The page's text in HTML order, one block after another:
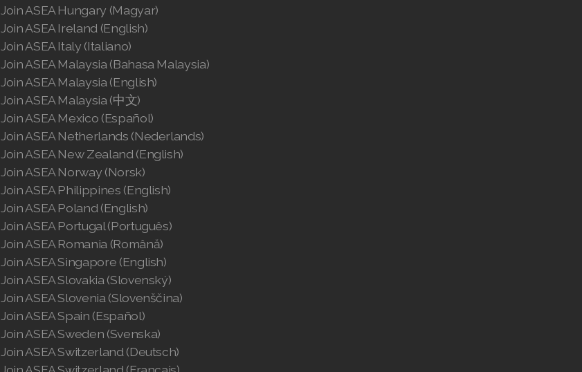
Join ASEA Hungary (Magyar)
Join ASEA Ireland (English)
Join ASEA Italy (Italiano)
Join ASEA Malaysia (Bahasa Malaysia)
Join ASEA Malaysia (English)
Join ASEA Malaysia (中文)
Join ASEA Mexico (Español)
Join ASEA Netherlands (Nederlands)
Join ASEA New Zealand (English)
Join ASEA Norway (Norsk)
Join ASEA Philippines (English)
Join ASEA Poland (English)
Join ASEA Portugal (Português)
Join ASEA Romania (Română)
Join ASEA Singapore (English)
Join ASEA Slovakia (Slovenský)
Join ASEA Slovenia (Slovenščina)
Join ASEA Spain (Español)
Join ASEA Sweden (Svenska)
Join ASEA Switzerland (Deutsch)